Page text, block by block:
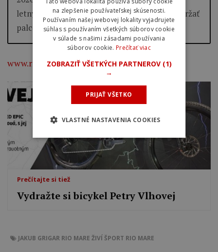
letných olympijských hier a my mu budeme držať
palce!
www.riomare.sk
Prečítajte si tiež
Vydražte si bicykel Petry Vlhovej
JAKUB GRIGAR RIO MARE ŽIVÍ ŠPORT RIO MARE
na zlepšenie používateľskej skúsenosti.
Používaním našej webovej lokality vyjadrujete
súhlas s používaním všetkých súborov cookie
v súlade s našimi zásadami používania
súborov cookie. Prečítať viac
ZOBRAZIŤ VŠETKÝCH PARTNEROV (1)
→
PRIJAŤ VŠETKO
VLASTNÉ NASTAVENIA COOKIES